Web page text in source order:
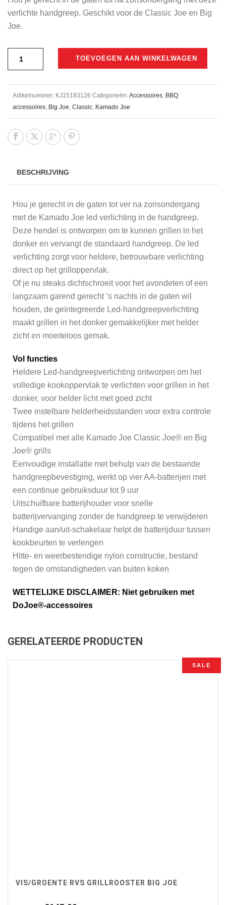
€69,99.
€62,50.
verlichte handgreep. Geschikt voor de Classic Joe en Big
Joe.
TOEVOEGEN AAN WINKELWAGEN
Artikelnummer: KJ15183126 Categorieën:Accessoires BBQ
accessoires Big Joe Classic Kamado Joe
BESCHRIJVING
Hou je gerecht in de gaten tot ver na zonsondergang
met de Kamado Joe led verlichting in de handgreep.
Deze hendel is ontworpen om te kunnen grillen in het
donker en vervangt de standaard handgreep. De led
verlichting zorgt voor heldere, betrouwbare verlichting
direct op het grilloppervlak.
Of je nu steaks dichtschroeit voor het avondeten of een
langzaam garend gerecht ‘s nachts in de gaten wil
houden, de geïntegreerde Led-handgreepverlichting
maakt grillen in het donker gemakkelijker met helder
zicht en moeiteloos gemak.
Vol functies
Heldere Led-handgreepverlichting ontworpen om het
volledige kookoppervlak te verlichten voor grillen in het
donker, voor helder licht met goed zicht
Twee instelbare helderheidsstanden voor extra controle
tijdens het grillen
Compatibel met alle Kamado Joe Classic Joe® en Big
Joe® grills
Eenvoudige installatie met behulp van de bestaande
handgreepbevestiging, werkt op vier AA-batterijen met
een continue gebruiksduur tot 9 uur
Uitschuifbare batterijhouder voor snelle
batterijvervanging zonder de handgreep te verwijderen
Handige aan/uit-schakelaar helpt de batterijduur tussen
kookbeurten te verlengen
Hitte- en weerbestendige nylon constructie, bestand
tegen de omstandigheden van buiten koken
WETTELIJKE DISCLAIMER: Niet gebruiken met
DoJoe®-accessoires
GERELATEERDE PRODUCTEN
SALE
VIS/GROENTE RVS GRILLROOSTER BIG JOE